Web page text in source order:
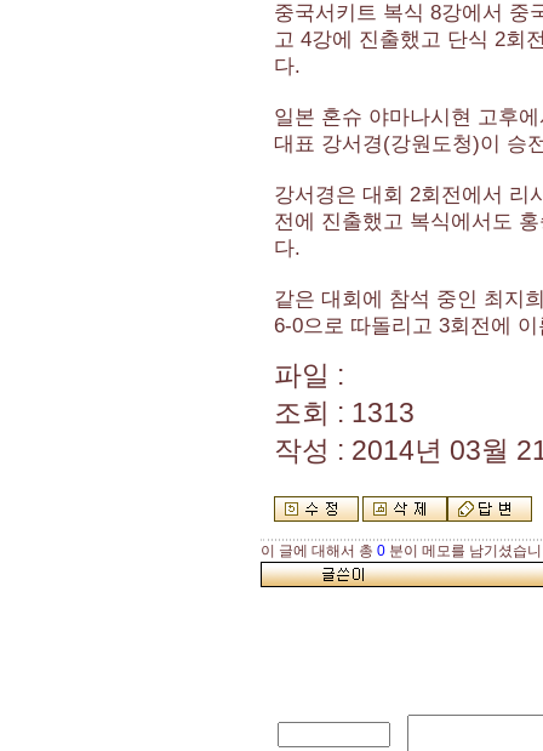
중국서키트 복식 8강에서 중
고 4강에 진출했고 단식 2회
다.
일본 혼슈 야마나시현 고후
대표 강서경(강원도청)이 승
강서경은 대회 2회전에서 리
전에 진출했고 복식에서도
다.
같은 대회에 참석 중인 최지
6-0으로 따돌리고 3회전에
파일 :
조회 : 1313
작성 : 2014년 03월
이 글에 대해서 총 0 분이 메모를 남기셨습